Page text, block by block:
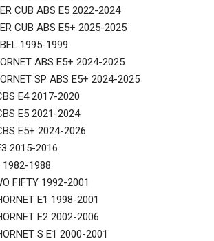
CUB ABS E5 2022-2024
CUB ABS E5+ 2025-2025
1995-1999
ABS E5+ 2024-2025
SP ABS E5+ 2024-2025
E4 2017-2020
E5 2021-2024
E5+ 2024-2026
2015-2016
1982-1988
FIFTY 1992-2001
E1 1998-2001
E2 2002-2006
S E1 2000-2001